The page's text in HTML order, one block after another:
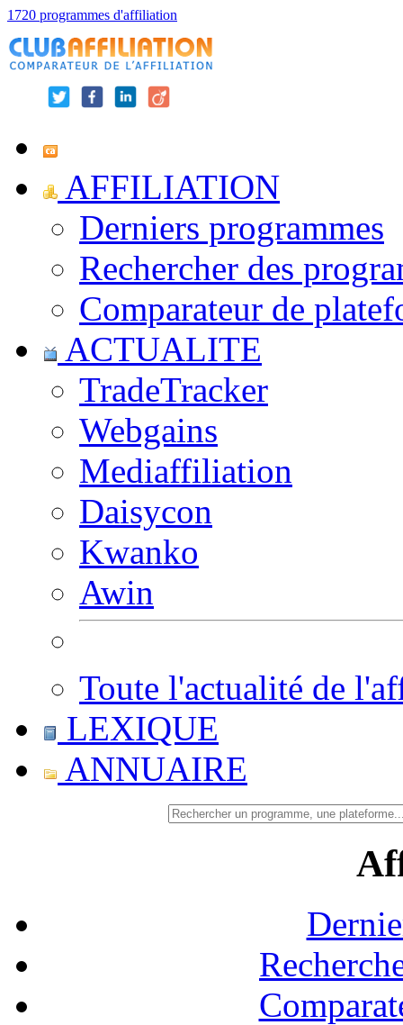
1720 programmes d'affiliation
AFFILIATION
Derniers programmes
Rechercher des
Comparateur de
ACTUALITE
TradeTracker
Webgains
Mediaffiliation
Daisycon
Kwanko
Awin
Toute l'actualité de
LEXIQUE
ANNUAIRE